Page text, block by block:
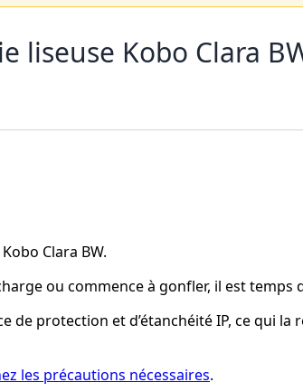
liseuse Kobo Clara
Clara BW.
ou commence à gonfler, il est temps
de protection et d’étanchéité IP, ce qui la
les précautions nécessaires.